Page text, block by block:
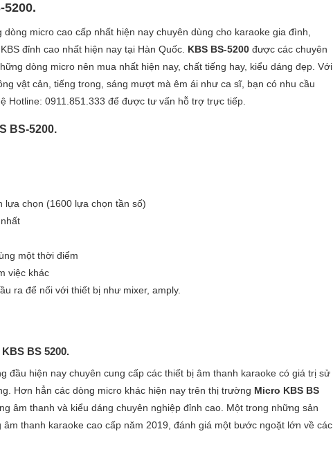
micro cao cấp nhất hiện nay chuyên dùng cho karaoke gia đình,
đỉnh cao nhất hiện nay tại Hàn Quốc. KBS BS-5200 được các chuyên
dòng micro nên mua nhất hiện nay, chất tiếng hay, kiểu dáng đẹp. Với
vật cản, tiếng trong, sáng mượt mà êm ái như ca sĩ, bạn có nhu cầu
Hotline: 0911.851.333 để được tư vấn hỗ trợ trực tiếp.
BS-5200.
lựa chọn (1600 lựa chọn tần số)
một thời điểm
việc khác
ra để nối với thiết bị như mixer, amply.
BS 5200.
đầu hiện nay chuyên cung cấp các thiết bị âm thanh karaoke có giá trị sử
Hơn hẳn các dòng micro khác hiện nay trên thị trường Micro KBS BS
âm thanh và kiểu dáng chuyên nghiệp đỉnh cao. Một trong những sản
thanh karaoke cao cấp năm 2019, đánh giá một bước ngoặt lớn về các